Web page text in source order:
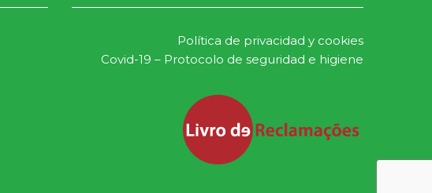
Política de privacidad y cookies
Covid-19 – Protocolo de seguridad e higiene